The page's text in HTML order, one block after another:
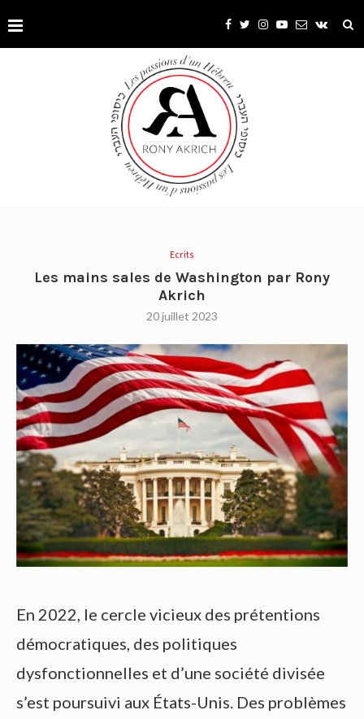
Ecrits
Les mains sales de Washington par Rony
Akrich
20 juillet 2023
En 2022, le cercle vicieux des prétentions
démocratiques, des politiques
dysfonctionnelles et d’une société divisée
s’est poursuivi aux États-Unis. Des problèmes